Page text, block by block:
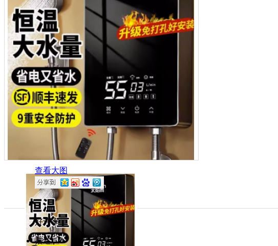
查看大图
好评率
描述 5.0